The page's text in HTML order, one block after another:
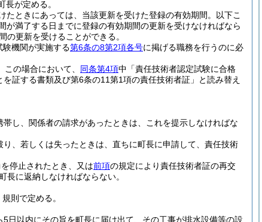
が定める。
ときにあっては、当該更新を受けた登録の有効期間。以下こ
が満了する日までに登録の有効期間の更新を受けなければなら
更新を受けることができる。
験機関が実施する第6条の8第2項各号に掲げる職務を行うのに必
この場合において、 同条第4項中「責任技術者認定試験に合格
証する書類及び第6条の11第1項の責任技術者証」と読み替え
し、関係者の請求があったときは、これを提示しなければな
、若しくは失ったときは、直ちに町長に申請して、責任技術
停止されたとき、又は前項の規定により責任技術者証の再交
に返納しなければならない。
則で定める。
日以内にその旨を町長に届け出て、その工事が排水設備等の設